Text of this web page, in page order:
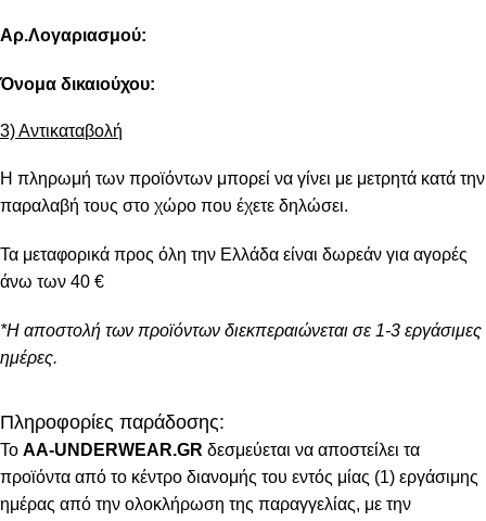
Αρ.Λογαριασμού:
Όνομα δικαιούχου:
3) Αντικαταβολή
Η πληρωμή των προϊόντων μπορεί να γίνει με μετρητά κατά την
παραλαβή τους στο χώρο που έχετε δηλώσει.
Τα μεταφορικά προς όλη την Ελλάδα είναι δωρεάν για αγορές
άνω των 40 €
*Η αποστολή των προϊόντων διεκπεραιώνεται σε 1-3 εργάσιμες
ημέρες.
Πληροφορίες παράδοσης:
To AA-UNDERWEAR.GR δεσμεύεται να αποστείλει τα
προϊόντα από το κέντρο διανομής του εντός μίας (1) εργάσιμης
ημέρας από την ολοκλήρωση της παραγγελίας, με την